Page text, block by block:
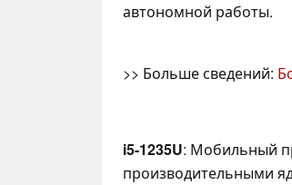
автономной работы.
>> Больше сведений:
i5-1235U: Мобильный
производительными